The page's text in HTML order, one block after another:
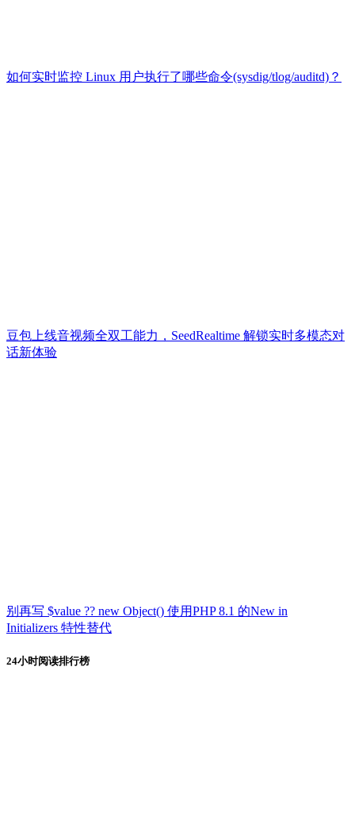
如何实时监控 Linux 用户执行了哪些命令(sysdig/tlog/auditd)？
豆包上线音视频全双工能力，SeedRealtime 解锁实时多模态对
话新体验
别再写 $value ?? new Object() 使用PHP 8.1 的New in
Initializers 特性替代
24小时阅读排行榜